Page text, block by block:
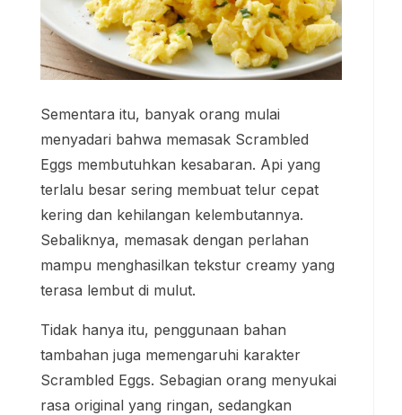
Sementara itu, banyak orang mulai
menyadari bahwa memasak Scrambled
Eggs membutuhkan kesabaran. Api yang
terlalu besar sering membuat telur cepat
kering dan kehilangan kelembutannya.
Sebaliknya, memasak dengan perlahan
mampu menghasilkan tekstur creamy yang
terasa lembut di mulut.
Tidak hanya itu, penggunaan bahan
tambahan juga memengaruhi karakter
Scrambled Eggs. Sebagian orang menyukai
rasa original yang ringan, sedangkan